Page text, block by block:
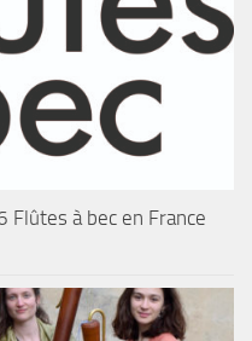
Flûtes à bec en France